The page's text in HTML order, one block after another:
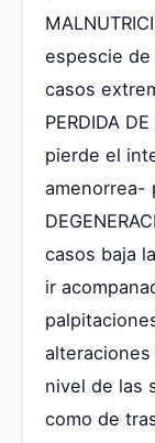
espescie
casos
PERDIDA
pierde el
amenorrea-
casos baja
ir
nivel de las
como de